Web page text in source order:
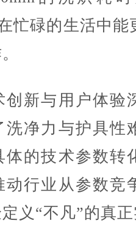
忙碌的生活中能
新与用户体验
洗净力与护具性
体的技术参数转
动行业从参数竞
义“不凡”的真